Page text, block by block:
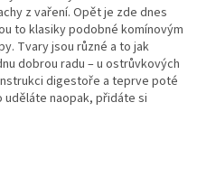
z vaření. Opět je zde dnes
to klasiky podobné komínovým
Tvary jsou různé a to jak
dobrou radu – u ostrůvkových
digestoře a teprve poté
naopak, přidáte si